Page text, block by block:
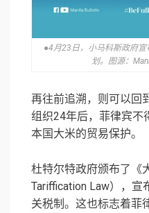
●4月23日，小马科斯政府
划。图源：
再往前追溯，则可以回
组织24年后，菲律宾不
本国大米的贸易保护。
杜特尔特政府颁布了《
Tariffication Law），宣
关税制。这也标志着菲